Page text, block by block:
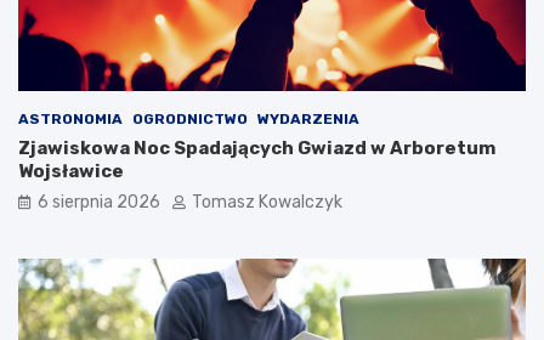
ASTRONOMIA OGRODNICTWO WYDARZENIA
Zjawiskowa Noc Spadających Gwiazd w Arboretum
Wojsławice
6 sierpnia 2026 Tomasz Kowalczyk